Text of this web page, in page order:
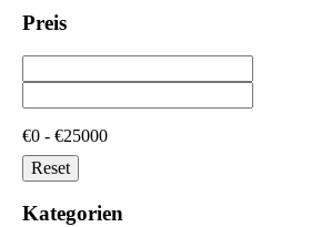
Preis
€0 - €25000
Reset
Kategorien